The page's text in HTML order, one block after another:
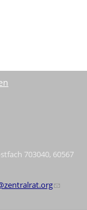
703040, 60567